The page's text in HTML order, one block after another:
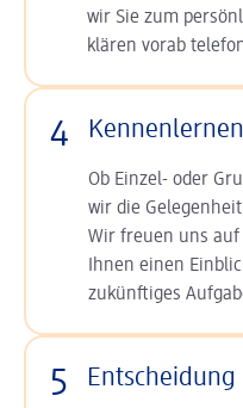
wir Sie zum
klären vorab
4 Kennenlernen
Ob Einzel- oder
wir die
Wir freuen uns auf
Ihnen einen
zukünftiges
5 Entscheidung